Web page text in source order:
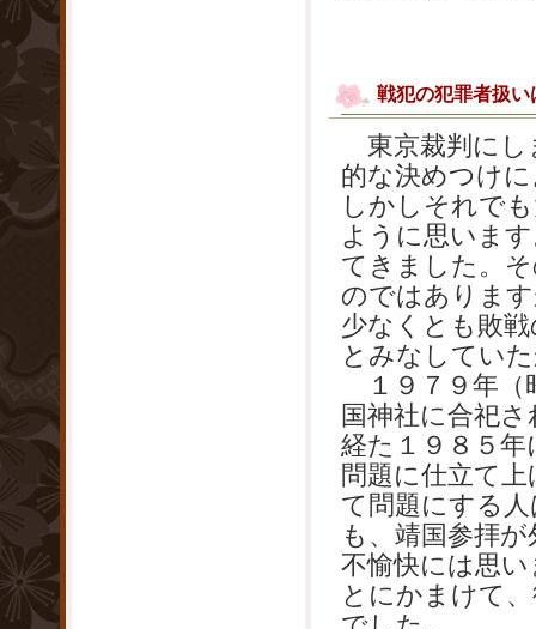
戦犯の犯罪者扱
東京裁判にし
的な決めつけ
しかしそれで
ように思いま
てきました。
のではありま
少なくとも敗
とみなしてい
１９７９年（
国神社に合祀
経た１９８５
問題に仕立て
て問題にする
も、靖国参拝
不愉快には思
とにかまけて